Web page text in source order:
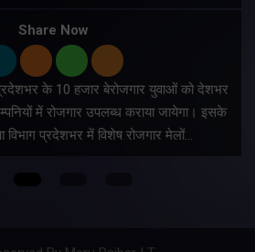
Share Now
के 10 हजार बेरोजगार युवाओं को देशभर
में रोजगार उपलब्ध कराया जायेगा। इसके
विभाग प्रदेशभर में विशेष रोजगार मेलों…